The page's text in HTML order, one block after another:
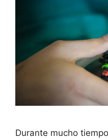
Durante mucho